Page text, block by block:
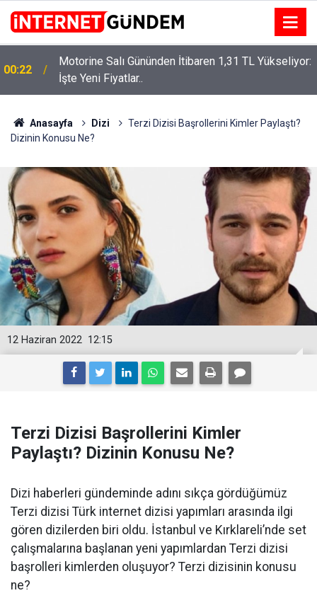
00:22
Motorine Salı Gününden İtibaren 1,31 TL Yükseliyor:
İşte Yeni Fiyatlar..
Anasayfa Dizi
Terzi Dizisi Başrollerini Kimler Paylaştı?
Dizinin Konusu Ne?
12:15
12 Haziran 2022
Terzi Dizisi Başrollerini Kimler
Paylaştı? Dizinin Konusu Ne?
Dizi haberleri gündeminde adını sıkça gördüğümüz
Terzi dizisi Türk internet dizisi yapımları arasında ilgi
gören dizilerden biri oldu. İstanbul ve Kırklareli’nde set
çalışmalarına başlanan yeni yapımlardan Terzi dizisi
başrolleri kimlerden oluşuyor? Terzi dizisinin konusu
ne?